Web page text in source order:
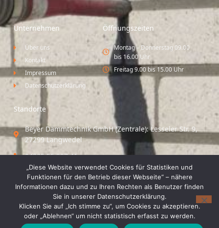
Unternehmen
Über uns
Kontakt
Impressum
Datenschutzerklärung
Öffnungszeiten
Montag – Donnerstag 09.00
bis 16.00 Uhr
Freitag 9.00 bis 15.00 Uhr
Standorte
Beyer Dämmtechnik GmbH (Zentrale): Lesseler Str. 9,
27299 Langwedel
04235 55 297 41
Standort Vechta / Minden: Osloer Straße 21 49377
Vechta
04441 8 89 93 40
„Diese Website verwendet Cookies für Statistiken und
Funktionen für den Betrieb dieser Webseite“ – nähere
Informationen dazu und zu Ihren Rechten als Benutzer finden
Sie in unserer Datenschutzerklärung.
Klicken Sie auf „Ich stimme zu“, um Cookies zu akzeptieren.
oder „Ablehnen“ um nicht statistisch erfasst zu werden.